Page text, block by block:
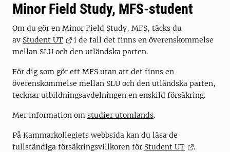
Minor Field Study, MFS-student
Om du gör en Minor Field Study, MFS, täcks du
av Student UT
i de fall det finns en överenskommelse
mellan SLU och den utländska parten.
För dig som gör ett MFS utan att det finns en
överenskommelse mellan SLU och den utländska parten,
tecknar utbildningsavdelningen en enskild försäkring.
Mer information om studier utomlands.
På Kammarkollegiets webbsida kan du läsa de
fullständiga försäkringsvillkoren för Student UT .